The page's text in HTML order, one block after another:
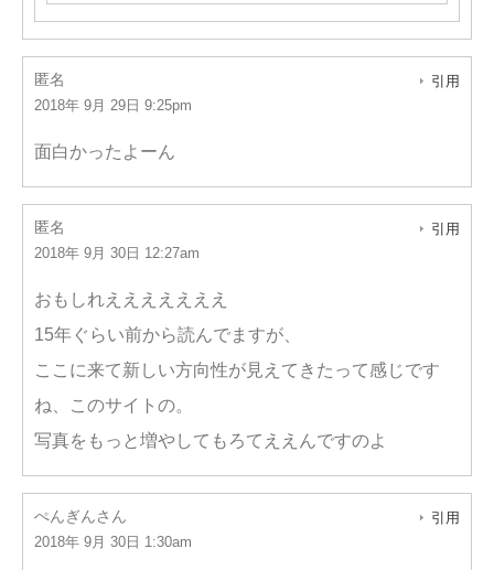
匿名
2018年 9月 29日 9:25pm
引用
面白かったよーん
匿名
2018年 9月 30日 12:27am
引用
おもしれえええええええ
15年ぐらい前から読んでますが、
ここに来て新しい方向性が見えてきたって感じです
ね、このサイトの。
写真をもっと増やしてもろてええんですのよ
ぺんぎんさん
2018年 9月 30日 1:30am
引用